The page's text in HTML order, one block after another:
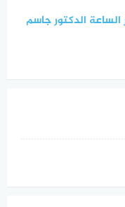
الدكتور جاسم